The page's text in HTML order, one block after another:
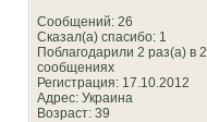
Сообщений: 26
Сказал(а) спасибо: 1
Поблагодарили 2 раз(а) в 2
сообщениях
Регистрация: 17.10.2012
Адрес: Украина
Возраст: 39